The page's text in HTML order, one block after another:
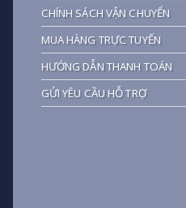
CHÍNH SÁCH VẬN CHUYỂN
MUA HÀNG TRỰC TUYẾN
HƯỚNG DẪN THANH TOÁN
GỬI YÊU CẦU HỖ TRỢ